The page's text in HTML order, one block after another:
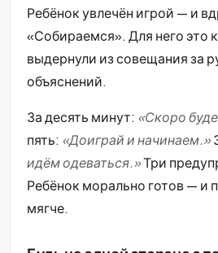
Ребёнок увлечён игрой — и
«Собираемся». Для него это
выдернули из совещания за
объяснений.
За десять минут: «Скоро
пять: «Доиграй и начинаем.»
идём одеваться.»Три
Ребёнок морально готов — и
мягче.